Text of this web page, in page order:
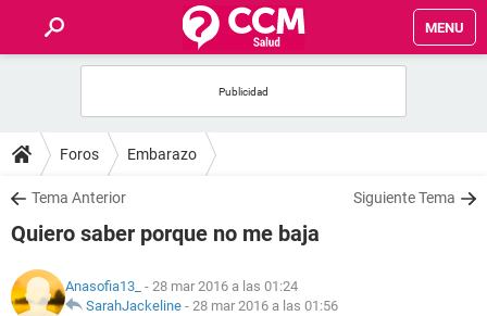
MENU
FOROS
SALUD
FAMILIA
NUTRICIÓN
Foros Embarazo
Tema Anterior Siguiente Tema
Quiero saber porque no me baja
Anasofia13_ - 28 mar 2016 a las 01:24
SarahJackeline - 28 mar 2016 a las 01:56